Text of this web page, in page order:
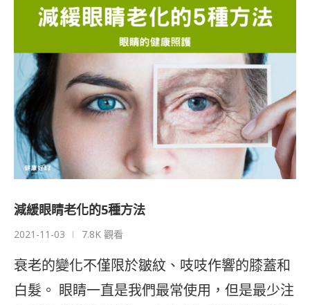
減緩眼睛老化的5種方法
2021-11-03 7.8K 觀看
衰老的變化不僅限於皺紋、吱吱作響的膝蓋和
白髮。 眼睛一直是我們最常使用，但是最少注